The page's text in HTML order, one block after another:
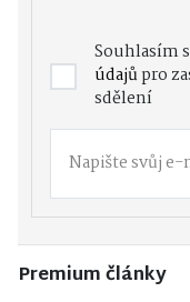
Souhlasím
údajůpro
sdělení
Premium články